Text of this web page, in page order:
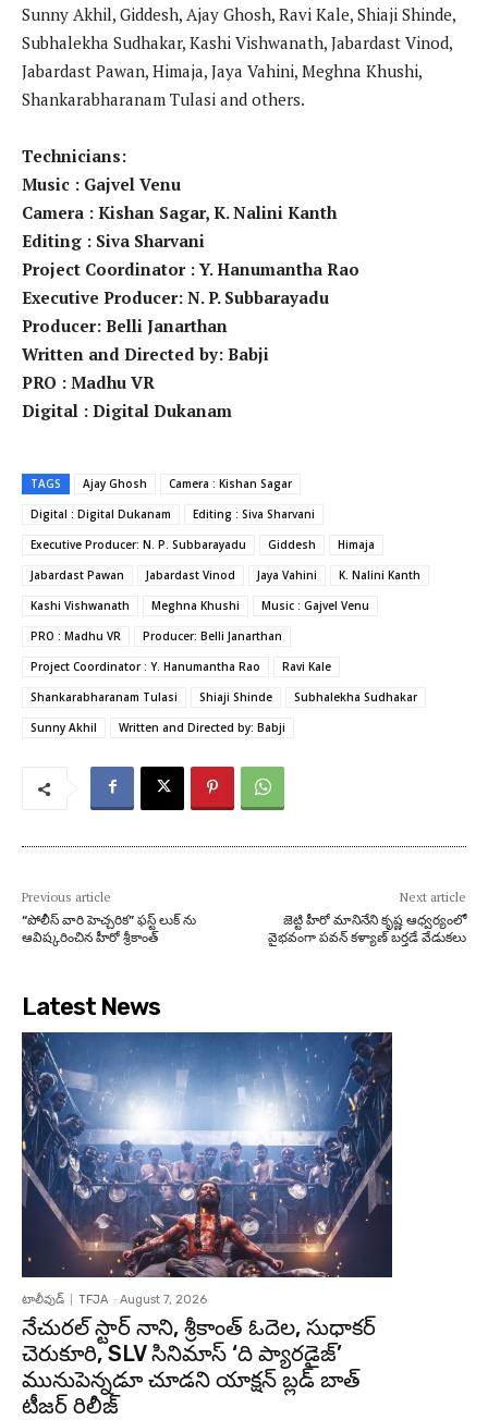
Sunny Akhil, Giddesh, Ajay Ghosh, Ravi Kale, Shiaji Shinde,
Subhalekha Sudhakar, Kashi Vishwanath, Jabardast Vinod,
Jabardast Pawan, Himaja, Jaya Vahini, Meghna Khushi,
Shankarabharanam Tulasi and others.
Technicians:
Music : Gajvel Venu
Camera : Kishan Sagar, K. Nalini Kanth
Editing : Siva Sharvani
Project Coordinator : Y. Hanumantha Rao
Executive Producer: N. P. Subbarayadu
Producer: Belli Janarthan
Written and Directed by: Babji
PRO : Madhu VR
Digital : Digital Dukanam
TAGS Ajay Ghosh
Camera : Kishan Sagar
Digital : Digital Dukanam
Editing : Siva Sharvani
Executive Producer: N. P. Subbarayadu
Giddesh
Himaja
Jabardast Pawan
Jabardast Vinod Jaya Vahini
K. Nalini Kanth
Kashi Vishwanath
Meghna Khushi
Music : Gajvel Venu
PRO : Madhu VR
Producer: Belli Janarthan
Project Coordinator : Y. Hanumantha Rao
Ravi Kale
Shankarabharanam Tulasi
Shiaji Shinde
Subhalekha Sudhakar
Sunny Akhil
Written and Directed by: Babji
Previous article
“పోలీస్ వారి హెచ్చరిక” ఫస్ట్ లుక్ ను
ఆవిష్కరించిన హీరో శ్రీకాంత్
Next article
జెట్టి హీరో మానినేని కృష్ణ ఆధ్వర్యంలో
వైభవంగా పవన్ కళ్యాణ్ బర్తడే వేడుకలు
Latest News
టాలీవుడ్ TFJA - August 7, 2026
నేచురల్ స్టార్ నాని, శ్రీకాంత్ ఓదెల, సుధాకర్
చెరుకూరి, SLV సినిమాస్ ‘ది ప్యారడైజ్’
మునుపెన్నడూ చూడని యాక్షన్ బ్లడ్ బాత్
టీజర్ రిలీజ్